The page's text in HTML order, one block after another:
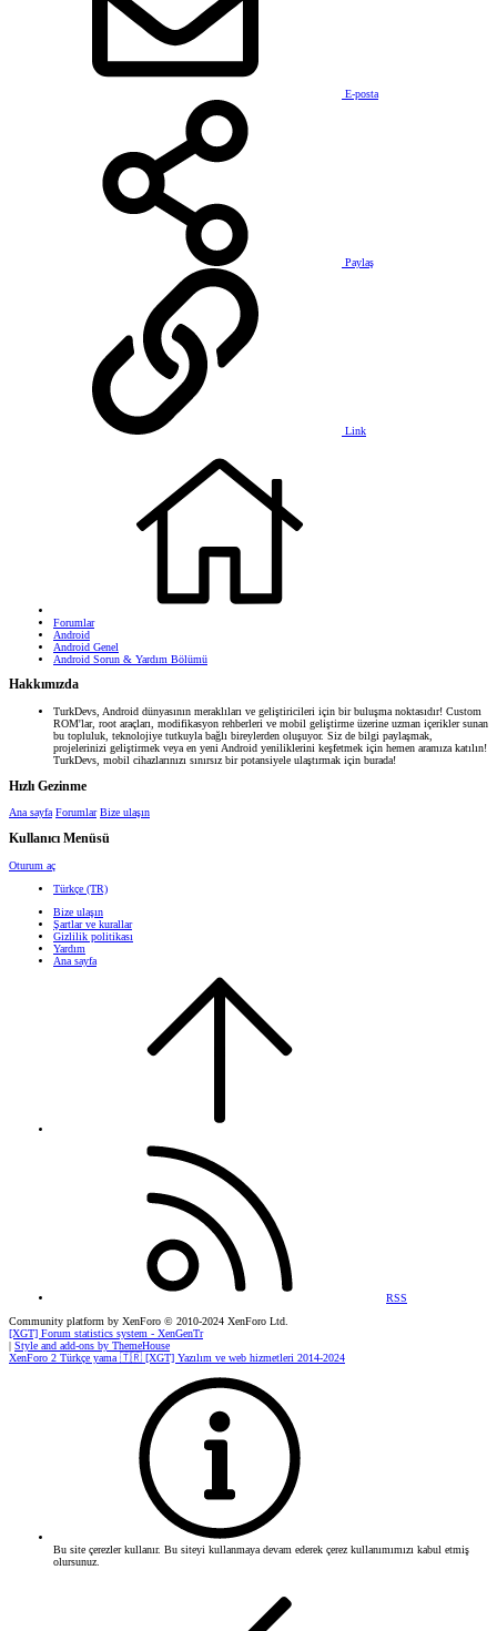
E-posta
Paylaş
Link
Forumlar
Android
Android Genel
Android Sorun & Yardım Bölümü
Hakkımızda
TurkDevs, Android dünyasının meraklıları ve geliştiricileri için bir buluşma noktasıdır! Custom
ROM'lar, root araçları, modifikasyon rehberleri ve mobil geliştirme üzerine uzman içerikler sunan
bu topluluk, teknolojiye tutkuyla bağlı bireylerden oluşuyor. Siz de bilgi paylaşmak,
projelerinizi geliştirmek veya en yeni Android yeniliklerini keşfetmek için hemen aramıza katılın!
TurkDevs, mobil cihazlarınızı sınırsız bir potansiyele ulaştırmak için burada!
Hızlı Gezinme
Ana sayfa Forumlar Bize ulaşın
Kullanıcı Menüsü
Oturum aç
Türkçe (TR)
Bize ulaşın
Şartlar ve kurallar
Gizlilik politikası
Yardım
Ana sayfa
RSS
Community platform by XenForo © 2010-2024 XenForo Ltd.
[XGT] Forum statistics system - XenGenTr
| Style and add-ons by ThemeHouse
XenForo 2 Türkçe yama 🇹🇷 [XGT] Yazılım ve web hizmetleri 2014-2024
Bu site çerezler kullanır. Bu siteyi kullanmaya devam ederek çerez kullanımımızı kabul etmiş
olursunuz.